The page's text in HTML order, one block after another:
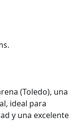
(Toledo), una
ideal para
y una excelente